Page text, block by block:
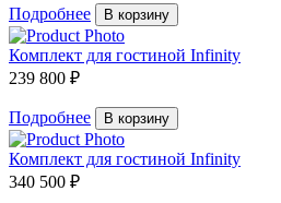
Подробнее В корзину
Комплект для гостиной Infinity
239 800 ₽
Подробнее В корзину
Комплект для гостиной Infinity
340 500 ₽